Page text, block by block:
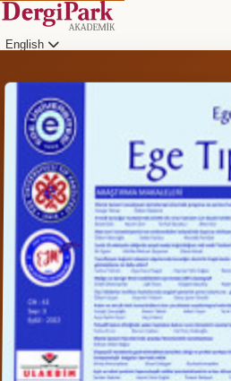
English